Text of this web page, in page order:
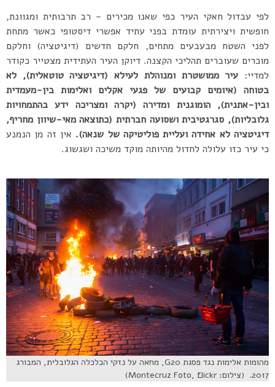
לפי עבדול חאקי העיר כפי שאנו מכירים – רב תרבותית ומגוונת,
חופשית ויצירתית עומדת בפני עתיד אפשרי דיסטופי כאשר מתחת
לפני השטח מבעבעים מתחים, חלקם חדשים (דיגיטציה) וחלקם
מוכרים שעוברים תהליכי הקצנה. דיוקן העיר העתידית מצטייר כקודר
למדיי: עיר ממושטרת ומנוהלת לעילא (דיגיטציה טוטאלית), לא
בטוחה (איומים קבועים של פגעי אקלים ואלימות בין-מעמדית
ובין-אתנית), הומוגנית ומדירה (יקרה ומצריכה ידע בהתמחויות
גלובליות), סגרגטיבית ושסועה חברתית (כתוצאה מאי-שיוון מחריף,
דיגיטציה לא אחידה ועליית פוליטיקה של שנאה). אין זה מן הנמנע
כי עיר כזו עלולה לחדול מהיותה מוקד משיכה ושגשוג.
מהומות אלימות נגד פסגת G20, מחאה על נזקי הכלכלה הגלובלית, המבורג
2017. (צילום: Montecruz Foto, flickr)